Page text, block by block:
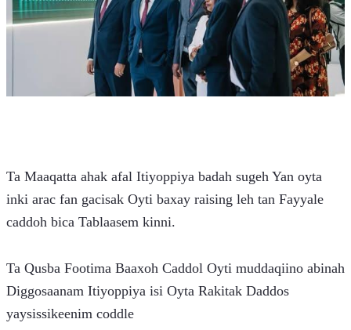
Ta Maaqatta ahak afal Itiyoppiya badah sugeh Yan oyta
inki arac fan gacisak Oyti baxay raising leh tan Fayyale
caddoh bica Tablaasem kinni.
Ta Qusba Footima Baaxoh Caddol Oyti muddaqiino abinah
Diggosaanam Itiyoppiya isi Oyta Rakitak Daddos
yaysissikeenim coddle